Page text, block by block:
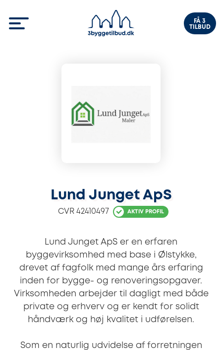
FÅ 3
TILBUD
Lund Junget ApS
CVR 42410497 AKTIV PROFIL
Lund Junget ApS er en erfaren
byggevirksomhed med base i Ølstykke,
drevet af fagfolk med mange års erfaring
inden for bygge- og renoveringsopgaver.
Virksomheden arbejder til dagligt med både
private og erhverv og er kendt for solidt
håndværk og høj kvalitet i udførelsen.
Som en naturlig udvidelse af forretningen